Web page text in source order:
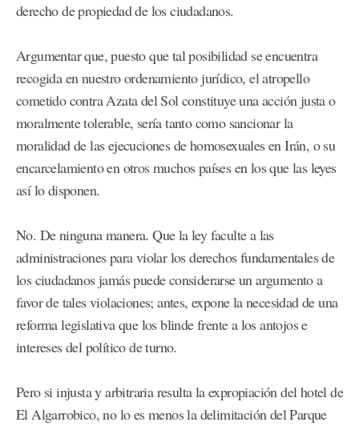
derecho de propiedad de los ciudadanos.
Argumentar que, puesto que tal posibilidad se encuentra
recogida en nuestro ordenamiento jurídico, el atropello
cometido contra Azata del Sol constituye una acción justa o
moralmente tolerable, sería tanto como sancionar la
moralidad de las ejecuciones de homosexuales en Irán, o su
encarcelamiento en otros muchos países en los que las leyes
así lo disponen.
No. De ninguna manera. Que la ley faculte a las
administraciones para violar los derechos fundamentales de
los ciudadanos jamás puede considerarse un argumento a
favor de tales violaciones; antes, expone la necesidad de una
reforma legislativa que los blinde frente a los antojos e
intereses del político de turno.
Pero si injusta y arbitraria resulta la expropiación del hotel de
El Algarrobico, no lo es menos la delimitación del Parque